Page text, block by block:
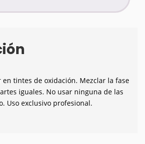
tintes de oxidación. Mezclar la fase
iguales. No usar ninguna de las
Uso exclusivo profesional.